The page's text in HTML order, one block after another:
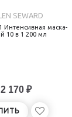
SEWARD
Интенсивная маска-
10 в 1 200 мл
2 170 ₽